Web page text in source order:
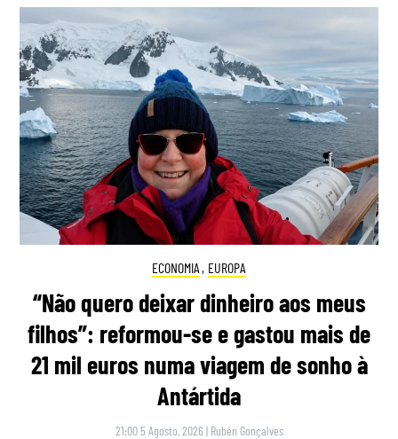
ECONOMIA , EUROPA
“Não quero deixar dinheiro aos meus
filhos”: reformou-se e gastou mais de
21 mil euros numa viagem de sonho à
Antártida
21:00 5 Agosto, 2026 | Rubén Gonçalves